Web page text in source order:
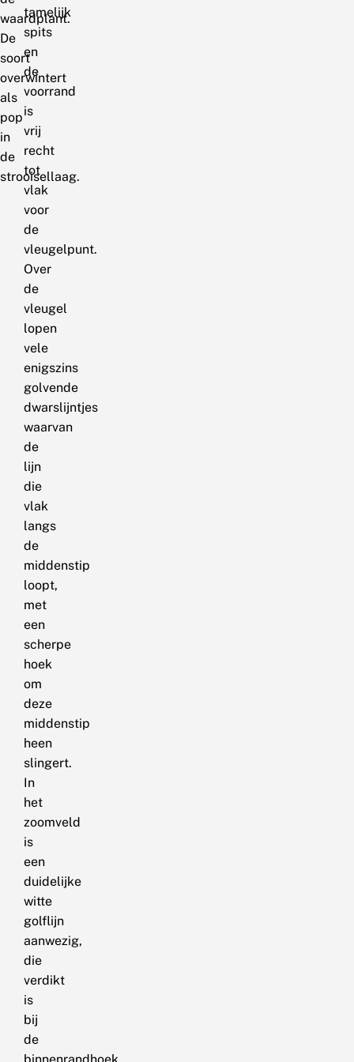
waardplant.
De
soort
overwintert
als
pop
in
de
strooisellaag.
tamelijk
spits
en
de
voorrand
is
vrij
recht
tot
vlak
voor
de
vleugelpunt.
Over
de
vleugel
lopen
vele
enigszins
golvende
dwarslijntjes
waarvan
de
lijn
die
vlak
langs
de
middenstip
loopt,
met
een
scherpe
hoek
om
deze
middenstip
heen
slingert.
In
het
zoomveld
is
een
duidelijke
witte
golflijn
aanwezig,
die
verdikt
is
bij
de